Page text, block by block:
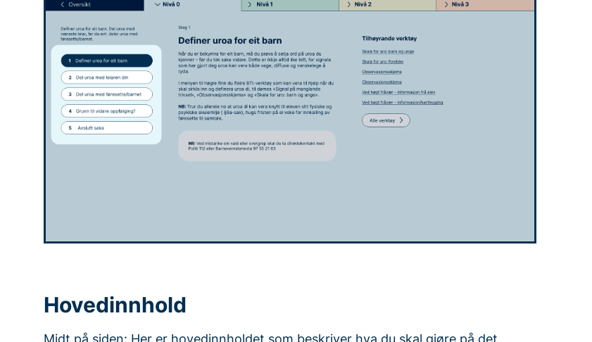
Hovedinnhold
Midt på siden: Her er hovedinnholdet som beskriver hva du skal gjøre på det